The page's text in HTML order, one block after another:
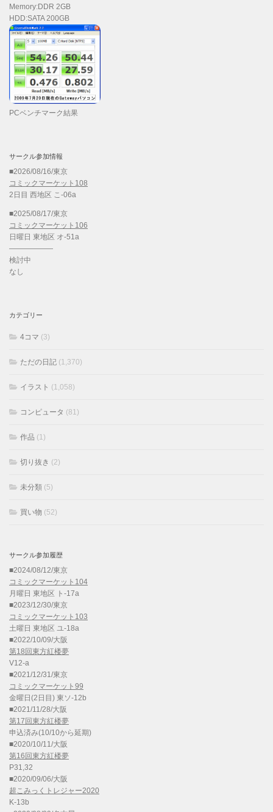
Memory:DDR 2GB
HDD:SATA 200GB
PCベンチマーク結果
サークル参加情報
■2026/08/16/東京
コミックマーケット108
2日目 西地区 こ-06a
■2025/08/17/東京
コミックマーケット106
日曜日 東地区 オ-51a
——————
検討中
なし
カテゴリー
4コマ (3)
ただの日記 (1,370)
イラスト (1,058)
コンピュータ (81)
作品 (1)
切り抜き (2)
未分類 (5)
買い物 (52)
サークル参加履歴
■2024/08/12/東京
コミックマーケット104
月曜日 東地区 ト-17a
■2023/12/30/東京
コミックマーケット103
土曜日 東地区 ユ-18a
■2022/10/09/大阪
第18回東方紅楼夢
V12-a
■2021/12/31/東京
コミックマーケット99
金曜日(2日目) 東ソ-12b
■2021/11/28/大阪
第17回東方紅楼夢
申込済み(10/10から延期)
■2020/10/11/大阪
第16回東方紅楼夢
P31,32
■2020/09/06/大阪
超こみっくトレジャー2020
K-13b